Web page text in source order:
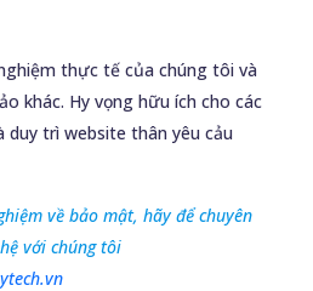
thực tế của chúng tôi và
khác. Hy vọng hữu ích cho các
duy trì website thân yêu cảu
về bảo mật, hãy để chuyên
với chúng tôi